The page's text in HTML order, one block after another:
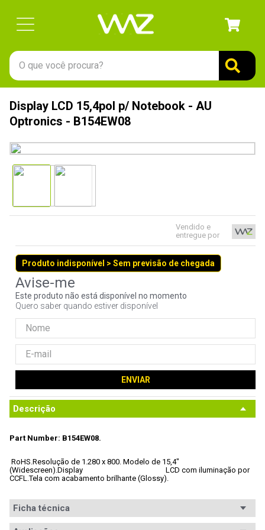
O que você procura?
Display LCD 15,4pol p/ Notebook - AU
Optronics - B154EW08
Vendido e
entregue por
Produto indisponível > Sem previsão de chegada
Este produto não está disponível no momento
Quero saber quando estiver disponível
ENVIAR
Descrição
Part Number: B154EW08.
RoHS.Resolução de 1.280 x 800. Modelo de 15,4"
(Widescreen).Display 						LCD com iluminação por
CCFL.Tela com acabamento brilhante (Glossy).
Ficha técnica
1 º
gabinete
3º
teclado
6º
jonsbo
8º
controle
10º ventoinha